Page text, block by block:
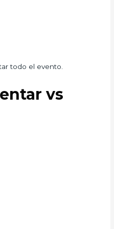
todo el evento.
vs